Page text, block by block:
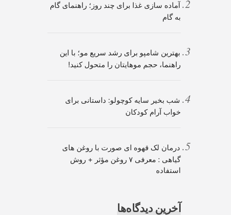
آماده سازی غذا برای چند روز؛ راهنمای گام
به گام
بهترین شامپو برای رشد سریع مو؛ با این
راهنما، حجم موهایتان را متحول کنید!
شب بخیر سایه کوچولو: داستانی برای
خواب آرام کودکان
درمان لک قهوه ای صورت با روغن های
گیاهی : معرفی ۷ روغن مؤثر + روش
استفاده
آخرین دیدگاه‌ها